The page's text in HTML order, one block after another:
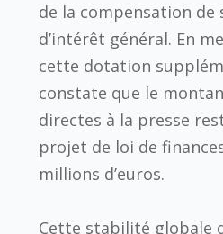
de la compensation de
d’intérêt général. En
cette dotation
constate que le
directes à la presse
projet de loi de
millions d’euros.
Cette stabilité globale